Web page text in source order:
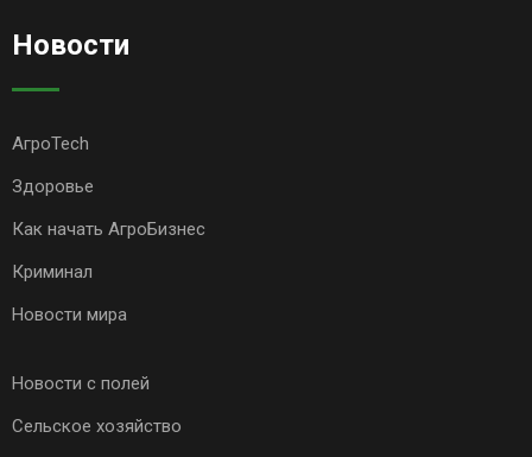
Новости
АгроTech
Здоровье
Как начать АгроБизнес
Криминал
Новости мира
Новости с полей
Сельское хозяйство